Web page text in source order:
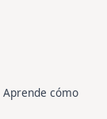
Aprende cómo